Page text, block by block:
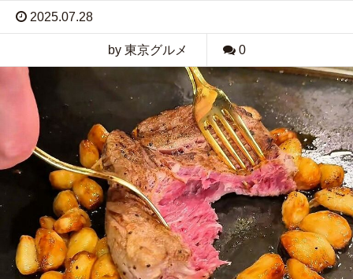
2025.07.28
by 東京グルメ 0